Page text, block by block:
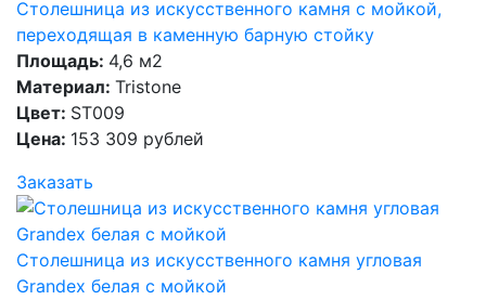
Столешница из искусственного камня с мойкой,
переходящая в каменную барную стойку
Площадь: 4,6 м2
Материал: Tristone
Цвет: ST009
Цена: 153 309 рублей
Заказать
Столешница из искусственного камня угловая
Grandex белая с мойкой